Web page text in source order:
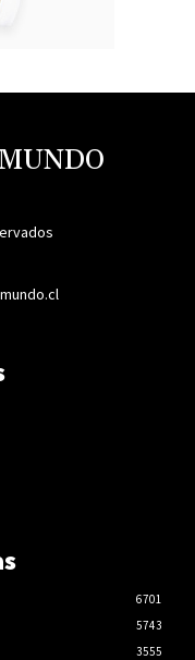
6701
5743
3555